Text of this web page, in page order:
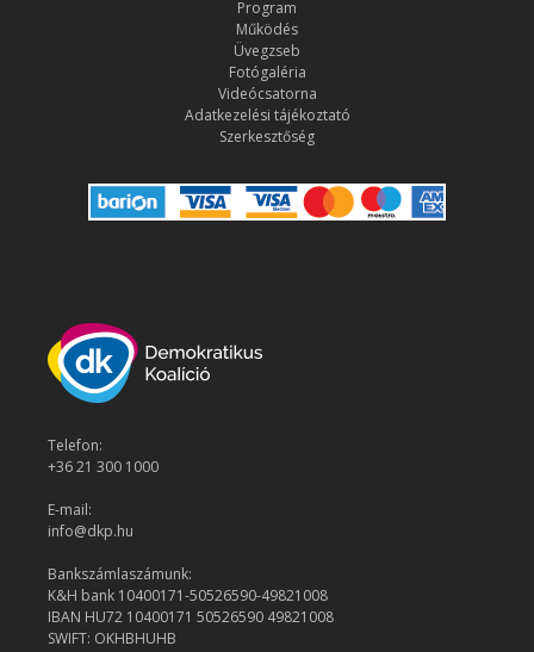
Program
Működés
Üvegzseb
Fotógaléria
Videócsatorna
Adatkezelési tájékoztató
Szerkesztőség
Telefon:
+36 21 300 1000
E-mail:
info@dkp.hu
Bankszámlaszámunk:
K&H bank 10400171-50526590-49821008
IBAN HU72 10400171 50526590 49821008
SWIFT: OKHBHUHB